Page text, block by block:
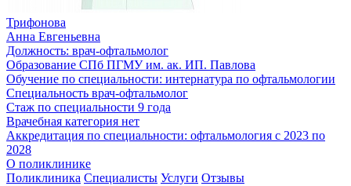
Трифонова
Анна Евгеньевна
Должность: врач-офтальмолог
Образование СПб ПГМУ им. ак. ИП. Павлова
Обучение по специальности: интернатура по офтальмологии
Специальность врач-офтальмолог
Стаж по специальности 9 года
Врачебная категория нет
Аккредитация по специальности: офтальмология с 2023 по
2028
О поликлинике
Поликлиника Специалисты Услуги Отзывы